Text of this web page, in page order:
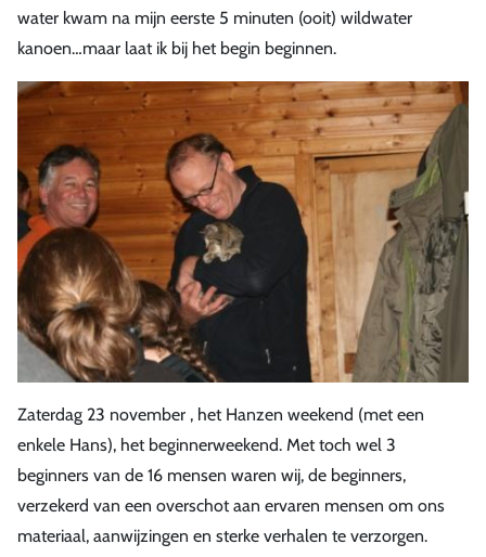
water kwam na mijn eerste 5 minuten (ooit) wildwater
kanoen…maar laat ik bij het begin beginnen.
Zaterdag 23 november , het Hanzen weekend (met een
enkele Hans), het beginnerweekend. Met toch wel 3
beginners van de 16 mensen waren wij, de beginners,
verzekerd van een overschot aan ervaren mensen om ons
materiaal, aanwijzingen en sterke verhalen te verzorgen.